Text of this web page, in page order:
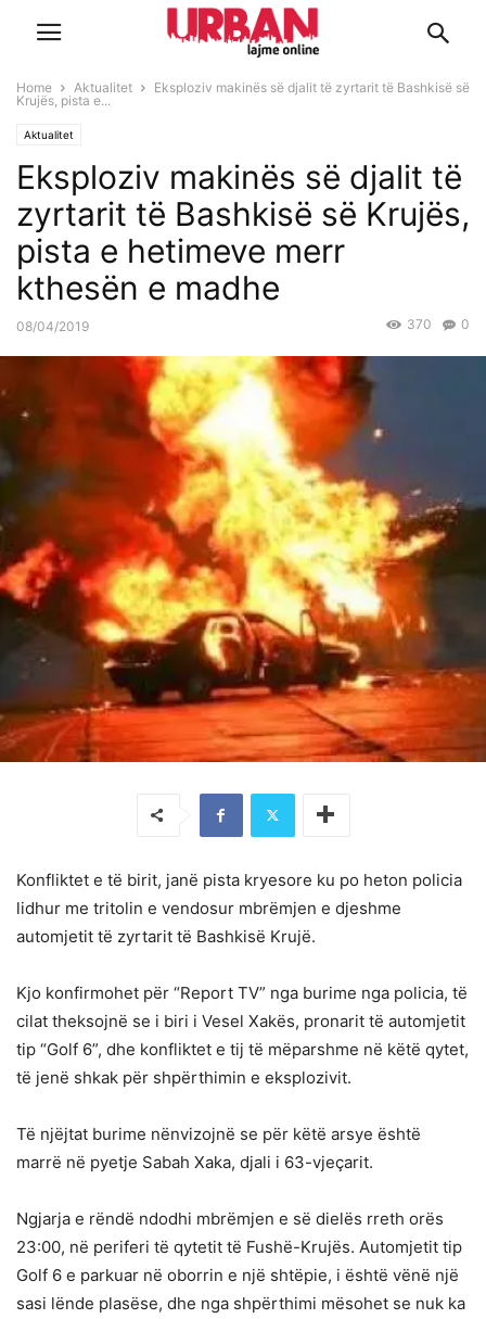
Home Aktualitet
Eksploziv makinës së djalit të zyrtarit të Bashkisë së
Krujës, pista e...
Aktualitet
Eksploziv makinës së djalit të
zyrtarit të Bashkisë së Krujës,
pista e hetimeve merr
kthesën e madhe
08/04/2019 0
370
Konfliktet e të birit, janë pista kryesore ku po heton policia
lidhur me tritolin e vendosur mbrëmjen e djeshme
automjetit të zyrtarit të Bashkisë Krujë.
Kjo konfirmohet për “Report TV” nga burime nga policia, të
cilat theksojnë se i biri i Vesel Xakës, pronarit të automjetit
tip “Golf 6”, dhe konfliktet e tij të mëparshme në këtë qytet,
të jenë shkak për shpërthimin e eksplozivit.
Të njëjtat burime nënvizojnë se për këtë arsye është
marrë në pyetje Sabah Xaka, djali i 63-vjeçarit.
Ngjarja e rëndë ndodhi mbrëmjen e së dielës rreth orës
23:00, në periferi të qytetit të Fushë-Krujës. Automjetit tip
Golf 6 e parkuar në oborrin e një shtëpie, i është vënë një
sasi lënde plasëse, dhe nga shpërthimi mësohet se nuk ka